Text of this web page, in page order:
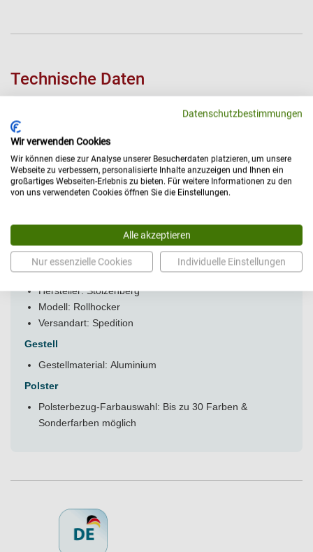
Technische Daten
Höhe [cm]: 52 bis 72
Sitzhöhe [cm]: 52 bis 72
Allgemein
Eigenschaften, Kriterien: Mobil (Laufrollen /
Hocker Höhenverstellung: Gasfeder Ein-Hand-Hebel
Herstellerportrait:Stolzenberg
Hersteller: Stolzenberg
Modell: Rollhocker
Versandart: Spedition
Gestell
Gestellmaterial: Aluminium
Polster
Polsterbezug-Farbauswahl: Bis zu 30 Farben &
Sonderfarben möglich
Datenschutzbestimmungen
Wir verwenden Cookies
Wir können diese zur Analyse unserer Besucherdaten platzieren, um unsere
Webseite zu verbessern, personalisierte Inhalte anzuzeigen und Ihnen ein
großartiges Webseiten-Erlebnis zu bieten. Für weitere Informationen zu den
von uns verwendeten Cookies öffnen Sie die Einstellungen.
Alle akzeptieren
Nur essenzielle Cookies Individuelle Einstellungen